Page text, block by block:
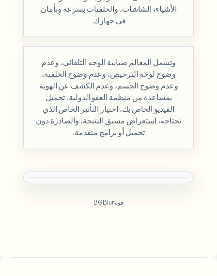
الأشياء، الشاشات، والخلفيات بسرعة وبأمان
في جهازك.
وتشمل المعالم ضبابية الوجه التلقائي، وعدم
وضوح لوحة الترخيص، وعدم وضوح الخلفية،
وعدم وضوح الجسم، وعدم الكشف عن الهوية
بمساعدة من منظمة العفو الدولية. تحميل
الفيديو الخاص بك، اختيار التأثير الخاص الذي
تحتاجه، استعراض مسبق النتيجة، والصادرة دون
تحميل أو برامج متقدمة.
قوة BGBlur